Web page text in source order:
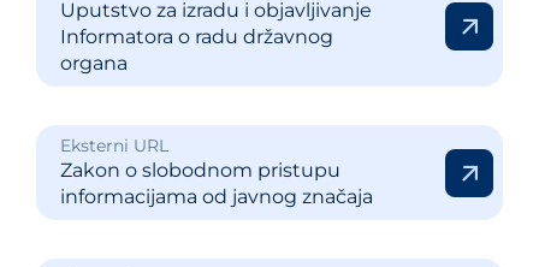
Uputstvo za izradu i objavljivanje
Informatora o radu državnog
organa
Eksterni URL
Zakon o slobodnom pristupu
informacijama od javnog značaja